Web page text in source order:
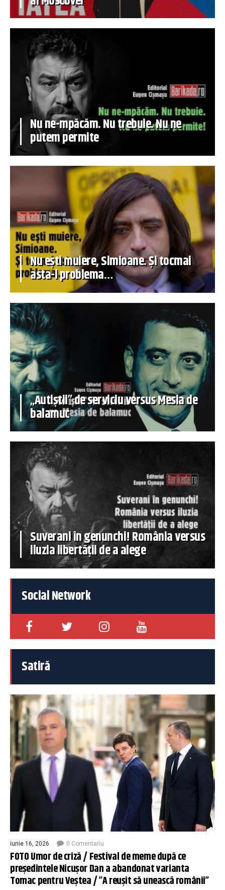
Nu ne-mpăcăm. Nu trebuie. Nu ne
putem permite
Nu ești muiere, Simioane. Și tocmai
asta-i problema…
„Autiștii” de serviciu versus Mesia de
balamuc
Suverani în genunchi! România versus
iluzia libertății de a alege
Social Network
Satiră
iunie 16, 2026 0 Comentariu
FOTO Umor de criză / Festival de meme după ce
președintele Nicușor Dan a abandonat varianta
Tomac pentru Veștea / ”A reușit să unească românii”